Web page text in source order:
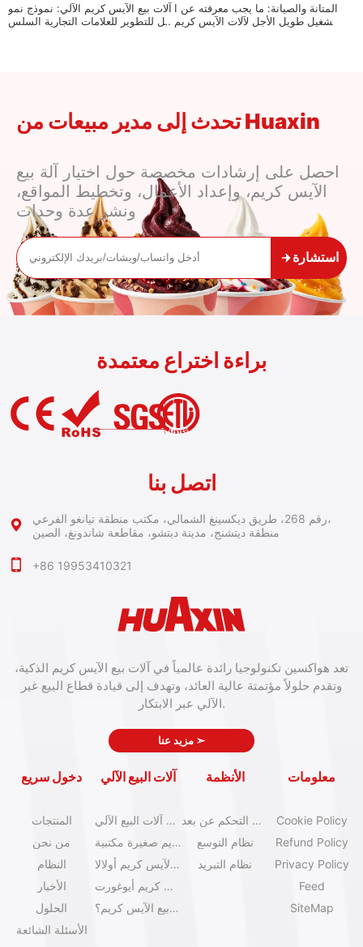
آلات بيع الآيس كريم الآلي: نموذج نمو
قابل للتطوير للعلامات التجارية السلس
المتانة والصيانة: ما يجب معرفته عن ا
لتشغيل طويل الأجل لآلات الآيس كريم
تحدث إلى مدير مبيعات من Huaxin
احصل على إرشادات مخصصة حول اختيار آلة بيع
الآيس كريم، وإعداد الأعمال، وتخطيط المواقع،
ونشر عدة وحدات
استشارة
تعد هواكسين تكنولوجيا رائدة عالمياً في آلات بيع الآيس كريم الذكية،
وتقدم حلولاً مؤتمتة عالية العائد، وتهدف إلى قيادة قطاع البيع غير
الآلي عبر الابتكار.
➣
دخول سريع
المنتجات
من نحن
النظام
الأخبار
الحلول
الأسئلة الشائعة
آلات البيع الآلي
كتالوج آلات البيع الآلي
آلات آيس كريم صغيرة مكتبية
آلات بيع الآيس كريم أولالا
آلات آيس كريم أيوغورت
كيف تبدأ عمل بيع الآيس كريم؟
الأنظمة
نظام التحكم عن بعد
نظام التوسع
نظام التبريد
معلومات
Cookie Policy
Refund Policy
Privacy Policy
Feed
SiteMap
براءة اختراع معتمدة
اتصل بنا
رقم 268، طريق ديكسينغ الشمالي، مكتب منطقة تيانغو الفرعي،
منطقة ديتشنج، مدينة ديتشو، مقاطعة شاندونغ، الصين
+86 19953410321